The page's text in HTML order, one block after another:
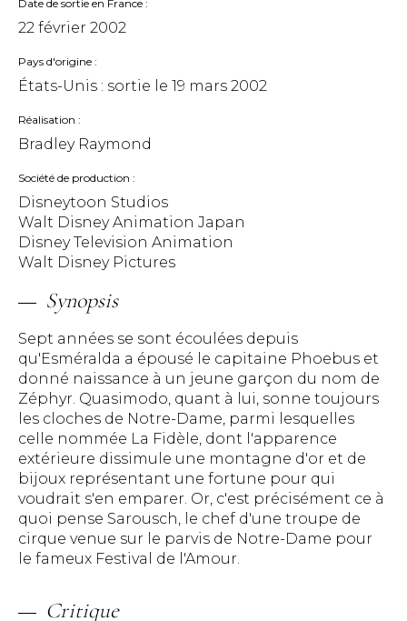
Date de sortie en France
22 février 2002
Pays d'origine
États-Unis : sortie le 19 mars 2002
Réalisation
Bradley Raymond
Société de production
Disneytoon Studios
Walt Disney Animation Japan
Disney Television Animation
Walt Disney Pictures
Synopsis
Sept années se sont écoulées depuis
qu'Esméralda a épousé le capitaine Phoebus et
donné naissance à un jeune garçon du nom de
Zéphyr. Quasimodo, quant à lui, sonne toujours
les cloches de Notre-Dame, parmi lesquelles
celle nommée La Fidèle, dont l'apparence
extérieure dissimule une montagne d'or et de
bijoux représentant une fortune pour qui
voudrait s'en emparer. Or, c'est précisément ce à
quoi pense Sarousch, le chef d'une troupe de
cirque venue sur le parvis de Notre-Dame pour
le fameux Festival de l'Amour.
Critique